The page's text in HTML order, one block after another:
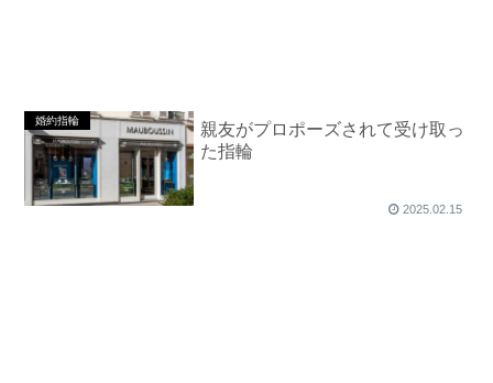
婚約指輪
親友がプロポーズされて受け取っ
た指輪
2025.02.15